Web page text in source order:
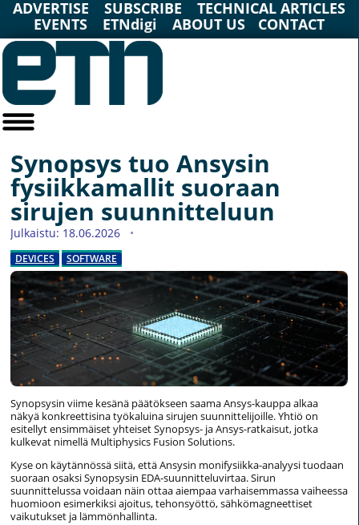
ADVERTISE SUBSCRIBE
TECHNICAL ARTICLES
EVENTS
ETNdigi ABOUT US CONTACT
Synopsys tuo Ansysin
fysiikkamallit suoraan
sirujen suunnitteluun
Julkaistu: 18.06.2026
DEVICES SOFTWARE
Synopsysin viime kesänä päätökseen saama Ansys-kauppa alkaa
näkyä konkreettisina työkaluina sirujen suunnittelijoille. Yhtiö on
esitellyt ensimmäiset yhteiset Synopsys- ja Ansys-ratkaisut, jotka
kulkevat nimellä Multiphysics Fusion Solutions.
Kyse on käytännössä siitä, että Ansysin monifysiikka-analyysi tuodaan
suoraan osaksi Synopsysin EDA-suunnitteluvirtaa. Sirun
suunnittelussa voidaan näin ottaa aiempaa varhaisemmassa vaiheessa
huomioon esimerkiksi ajoitus, tehonsyöttö, sähkömagneettiset
vaikutukset ja lämmönhallinta.